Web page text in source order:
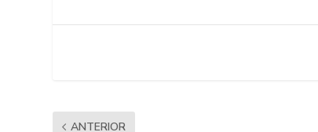
ANTERIOR